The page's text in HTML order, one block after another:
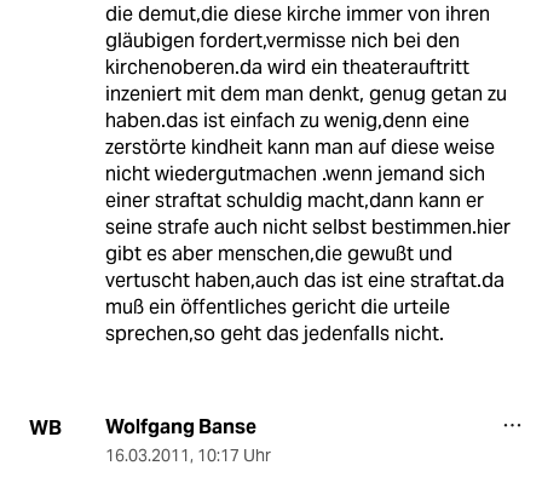
die demut,die diese kirche immer von ihren
gläubigen fordert,vermisse nich bei den
kirchenoberen.da wird ein theaterauftritt
inzeniert mit dem man denkt, genug getan zu
haben.das ist einfach zu wenig,denn eine
zerstörte kindheit kann man auf diese weise
nicht wiedergutmachen .wenn jemand sich
einer straftat schuldig macht,dann kann er
seine strafe auch nicht selbst bestimmen.hier
gibt es aber menschen,die gewußt und
vertuscht haben,auch das ist eine straftat.da
muß ein öffentliches gericht die urteile
sprechen,so geht das jedenfalls nicht.
WB Wolfgang Banse
16.03.2011, 10:17 Uhr